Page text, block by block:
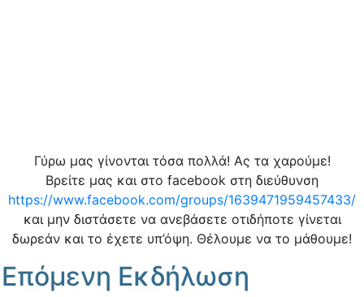
Γύρω μας γίνονται τόσα πολλά! Ας τα χαρούμε!
Βρείτε μας και στο facebook στη διεύθυνση
https://www.facebook.com/groups/1639471959457433/
και μην διστάσετε να ανεβάσετε οτιδήποτε γίνεται
δωρεάν και το έχετε υπ’όψη. Θέλουμε να το μάθουμε!
Επόμενη Εκδήλωση